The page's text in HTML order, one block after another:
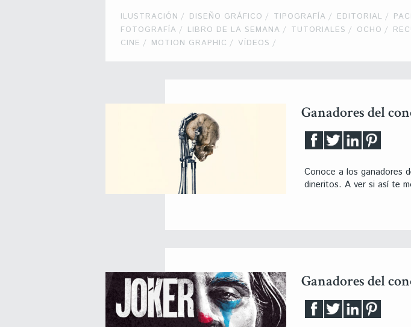
> RECURSOS
>
DESCUBRIENDO
A
ILUSTRACIÓN DISEÑO GRÁFICO TIPOGRAFÍA EDITORIAL
FOTOGRAFÍA
LIBRO DE LA SEMANA TUTORIALES OCHO
CINE
MOTION GRAPHIC VÍDEOS
Ganadores del
Conoce a los ganadores
dineritos. A ver si así te
Ganadores del